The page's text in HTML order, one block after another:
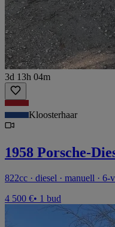
3d 13h 04m
Kloosterhaar
1958 Porsche-
822cc · diesel · manuell · 6-
4 500 €• 1 bud